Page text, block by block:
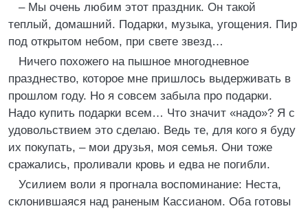
– Мы очень любим этот праздник. Он такой
теплый, домашний. Подарки, музыка, угощения. Пир
под открытом небом, при свете звезд…
Ничего похожего на пышное многодневное
празднество, которое мне пришлось выдерживать в
прошлом году. Но я совсем забыла про подарки.
Надо купить подарки всем… Что значит «надо»? Я с
удовольствием это сделаю. Ведь те, для кого я буду
их покупать, – мои друзья, моя семья. Они тоже
сражались, проливали кровь и едва не погибли.
Усилием воли я прогнала воспоминание: Неста,
склонившаяся над раненым Кассианом. Оба готовы